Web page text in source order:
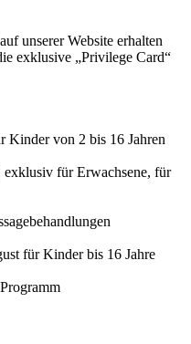
unserer Website erhalten
exklusive „Privilege Card“
von 2 bis 16 Jahren
für Erwachsene, für
für Kinder bis 16 Jahre